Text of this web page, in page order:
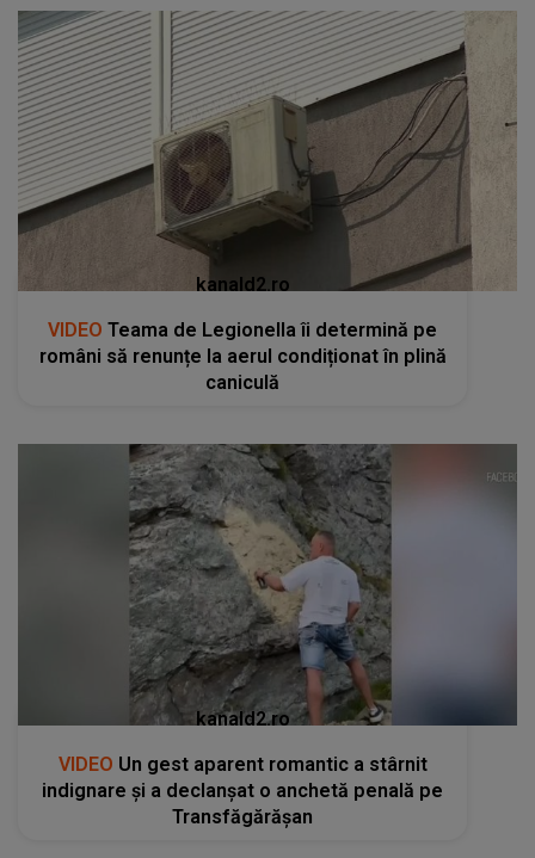
kanald2.ro
VIDEO Teama de Legionella îi determină pe
români să renunțe la aerul condiționat în plină
caniculă
kanald2.ro
VIDEO Un gest aparent romantic a stârnit
indignare și a declanșat o anchetă penală pe
Transfăgărășan